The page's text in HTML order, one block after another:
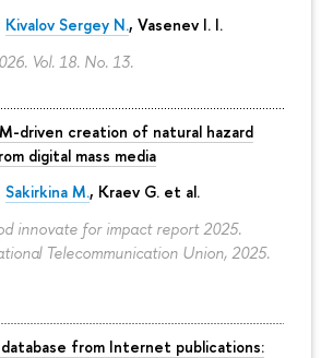
Kivalov Sergey N., Vasenev I. I.
Vol. 18. No. 13.
driven creation of natural hazard
digital mass media
Sakirkina M., Kraev G. et al.
innovate for impact report 2025.
Telecommunication Union, 2025.
from Internet publications: